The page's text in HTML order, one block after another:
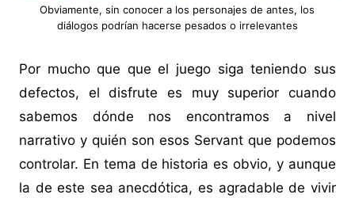
Obviamente, sin conocer a los personajes de antes, los
diálogos podrían hacerse pesados o irrelevantes
Por mucho que que el juego siga teniendo sus
defectos, el disfrute es muy superior cuando
sabemos dónde nos encontramos a nivel
narrativo y quién son esos Servant que podemos
controlar. En tema de historia es obvio, y aunque
la de este sea anecdótica, es agradable de vivir